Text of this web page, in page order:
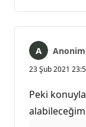
Anonim
23 Şub 2021
Peki